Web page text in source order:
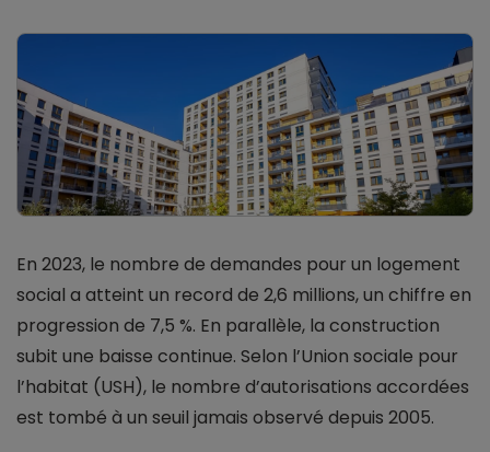
En 2023, le nombre de demandes pour un logement
social a atteint un record de 2,6 millions, un chiffre en
progression de 7,5 %. En parallèle, la construction
subit une baisse continue. Selon l’Union sociale pour
l’habitat (USH), le nombre d’autorisations accordées
est tombé à un seuil jamais observé depuis 2005.